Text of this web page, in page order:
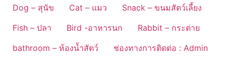
Dog – สุนัข
Cat – แมว
Snack – ขนมสัตว์เลี้ยง
Fish – ปลา
Bird -อาหารนก
Rabbit – กระต่าย
bathroom – ห้องน้ำสัตว์
ช่องทางการติดต่อ : Admin